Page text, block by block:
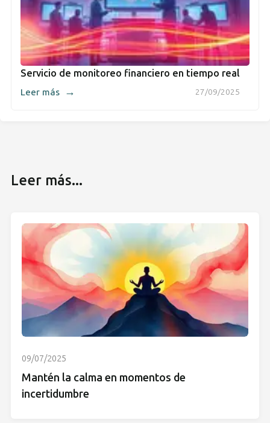
Servicio de monitoreo financiero en tiempo real
27/09/2025
Leer más →
Leer más...
09/07/2025
Mantén la calma en momentos de
incertidumbre